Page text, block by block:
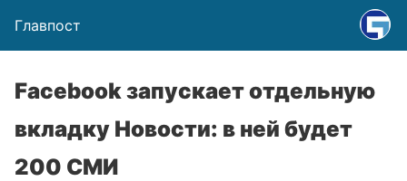
Главпост
Facebook запускает отдельную
вкладку Новости: в ней будет
200 СМИ